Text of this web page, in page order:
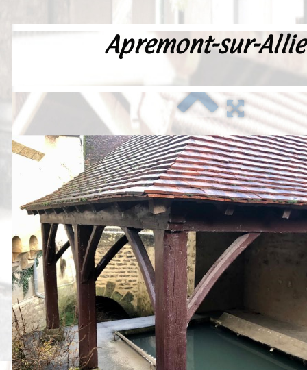
Europe
Videos--Lavoirs
Un Peu d'Histoire
Outils-des-Lavandières
Cartes Postales-Anciennes et
Peintures
Presse
Liens
Apremont-sur-